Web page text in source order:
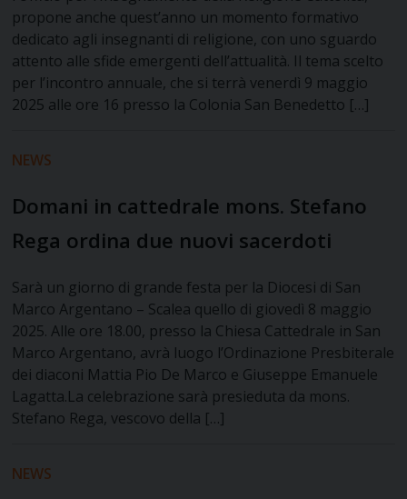
propone anche quest’anno un momento formativo
dedicato agli insegnanti di religione, con uno sguardo
attento alle sfide emergenti dell’attualità. Il tema scelto
per l’incontro annuale, che si terrà venerdì 9 maggio
2025 alle ore 16 presso la Colonia San Benedetto […]
NEWS
Domani in cattedrale mons. Stefano
Rega ordina due nuovi sacerdoti
Sarà un giorno di grande festa per la Diocesi di San
Marco Argentano – Scalea quello di giovedì 8 maggio
2025. Alle ore 18.00, presso la Chiesa Cattedrale in San
Marco Argentano, avrà luogo l’Ordinazione Presbiterale
dei diaconi Mattia Pio De Marco e Giuseppe Emanuele
Lagatta.La celebrazione sarà presieduta da mons.
Stefano Rega, vescovo della […]
NEWS